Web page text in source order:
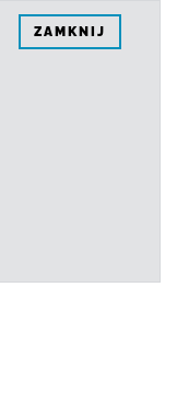
ZAMKNIJ